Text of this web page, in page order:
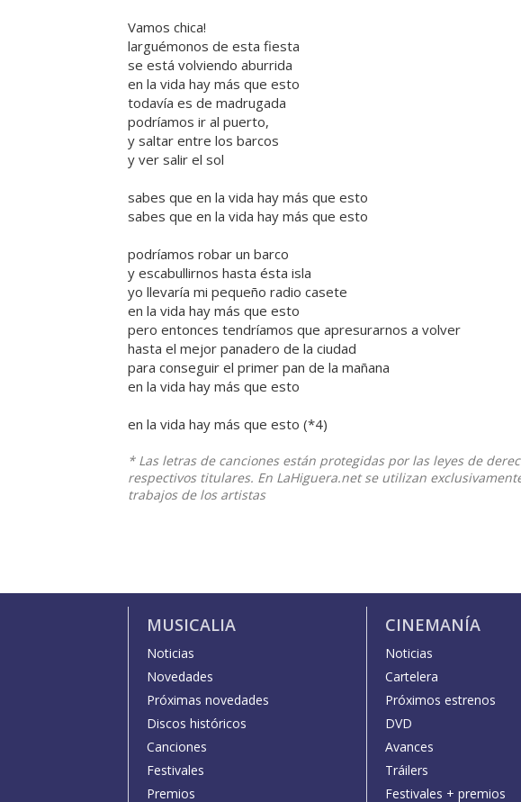
Vamos chica!
larguémonos de esta fiesta
se está volviendo aburrida
en la vida hay más que esto
todavía es de madrugada
podríamos ir al puerto,
y saltar entre los barcos
y ver salir el sol
sabes que en la vida hay más que esto
sabes que en la vida hay más que esto
podríamos robar un barco
y escabullirnos hasta ésta isla
yo llevaría mi pequeño radio casete
en la vida hay más que esto
pero entonces tendríamos que apresurarnos a volver
hasta el mejor panadero de la ciudad
para conseguir el primer pan de la mañana
en la vida hay más que esto
en la vida hay más que esto (*4)
* Las letras de canciones están protegidas por las leyes de
respectivos titulares. En LaHiguera.net se utilizan
trabajos de los artistas
MUSICALIA
Noticias
Novedades
Próximas novedades
Discos históricos
Canciones
Festivales
Premios
CINEMANÍA
Noticias
Cartelera
Próximos estrenos
DVD
Avances
Tráilers
Festivales + premios